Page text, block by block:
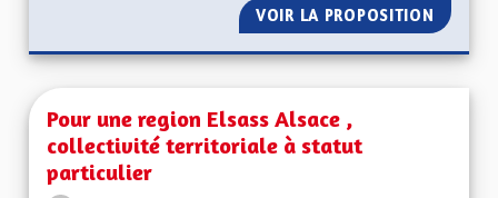
VOIR LA PROPOSITION
Pour une region Elsass Alsace ,
collectivité territoriale à statut
particulier